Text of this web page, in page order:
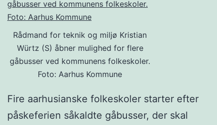
Rådmand for teknik og miljø Kristian
Würtz (S) åbner mulighed for flere
gåbusser ved kommunens folkeskoler.
Foto: Aarhus Kommune
Fire aarhusianske folkeskoler starter efter
påskeferien såkaldte gåbusser, der skal